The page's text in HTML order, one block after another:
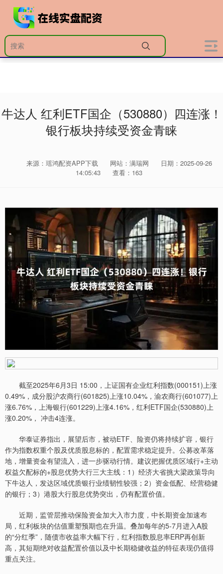
牛达人 红利ETF国企（530880）四连涨！
银行板块持续受资金青睐
来源：瑶鸿配资APP下载 网站：满瑞网
日期：2025-09-26
14:05:43
查看：163
截至2025年6月3日 15:00，上证国有企业红利指数(000151)上涨
0.49%，成分股沪农商行(601825)上涨10.04%，渝农商行(601077)上
涨6.76%，上海银行(601229)上涨4.16%，红利ETF国企(530880)上
涨0.20%， 冲击4连涨。
华泰证券指出，展望后市，被动ETF、险资仍将持续扩容，银行
作为指数权重个股及优质股息标的，配置需求稳定提升。公募改革落
地，增量资金有望流入，进一步驱动行情。建议把握优质区域行+主动
权益欠配标的+股息优势大行三大主线：1）经济大省挑大梁政策导向
下牛达人，发达区域优质银行业绩韧性较强；2）资金低配、经营稳健
的银行；3）港股大行股息优势突出，仍有配置价值。
近期，监管层推动保险资金加大入市力度，中长期资金加速布
局，红利板块的估值重塑预期也在升温。叠加每年的5-7月进入A股
的“分红季”，随债市收益率大幅下行，红利指数股息率ERP再创新
高，其短期绝对收益配置价值以及中长期稳健收益的特征表现仍值得
重点关注。